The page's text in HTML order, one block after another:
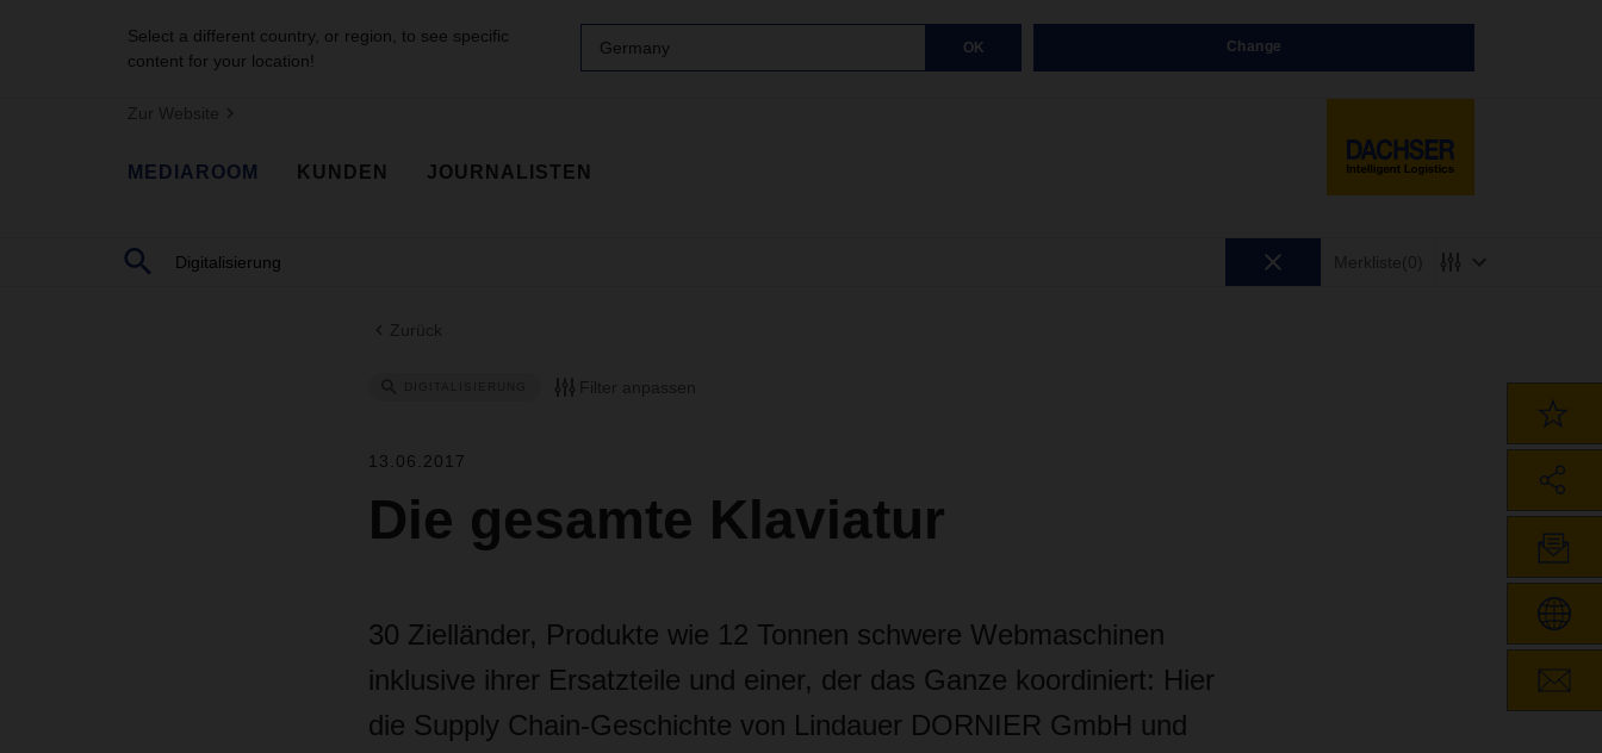
Select a different country, or region, to see specific
content for your location!
Germany OK Change
Zur Website
MEDIAROOM KUNDEN JOURNALISTEN
Merkliste(0)
Zurück
Filter anpassen
13.06.2017
Die gesamte Klaviatur
30 Zielländer, Produkte wie 12 Tonnen schwere Webmaschinen
inklusive ihrer Ersatzteile und einer, der das Ganze koordiniert: Hier
die Supply Chain-Geschichte von Lindauer DORNIER GmbH und